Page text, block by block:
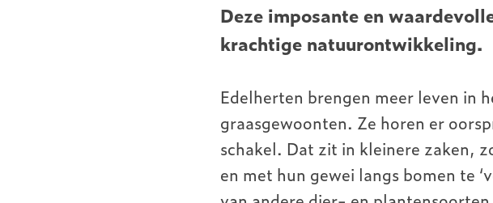
Deze imposante en
krachtige natuurontwikkeling.
Edelherten brengen meer leven in
graasgewoonten. Ze horen er
schakel. Dat zit in kleinere zaken,
en met hun gewei langs bomen te